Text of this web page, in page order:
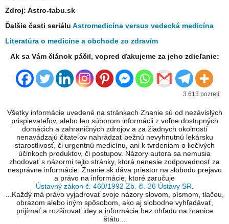
Zdroj: Astro-tabu.sk
Ďalšie časti seriálu Astromedicína versus vedecká medicína
Literatúra o medicíne a obchode zo zdravím
Ak sa Vám článok páčil, vopred ďakujeme za jeho zdieľanie:
3 613 pozretí
Všetky informácie uvedené na stránkach Znanie sú od nezávislých
prispievateľov, alebo len súborom informácii z voľne dostupných
domácich a zahraničných zdrojov a za žiadnych okolností
nenavádzajú čitateľov nahrádzať bežnú nevyhnutnú lekársku
starostlivosť, či urgentnú medicínu, ani k tvrdeniam o liečivých
účinkoch produktov, či postupov. Názory autora sa nemusia
zhodovať s názormi tejto stránky, ktorá nenesie zodpovednosť za
nesprávne informácie. Znanie.sk dáva priestor na slobodu prejavu
a právo na informácie, ktoré zaručuje
Ústavný zákon č. 460/1992 Zb. čl. 26 Ústavy SR
...Každý má právo vyjadrovať svoje názory slovom, písmom, tlačou,
obrazom alebo iným spôsobom, ako aj slobodne vyhľadávať,
prijímať a rozširovať idey a informácie bez ohľadu na hranice
štátu...